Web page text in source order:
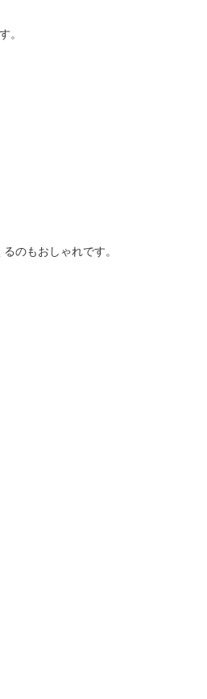
。
のもおしゃれです。